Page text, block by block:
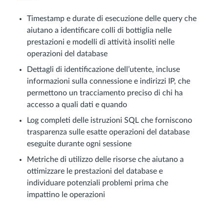
Timestamp e durate di esecuzione delle query che
aiutano a identificare colli di bottiglia nelle
prestazioni e modelli di attività insoliti nelle
operazioni del database
Dettagli di identificazione dell’utente, incluse
informazioni sulla connessione e indirizzi IP, che
permettono un tracciamento preciso di chi ha
accesso a quali dati e quando
Log completi delle istruzioni SQL che forniscono
trasparenza sulle esatte operazioni del database
eseguite durante ogni sessione
Metriche di utilizzo delle risorse che aiutano a
ottimizzare le prestazioni del database e
individuare potenziali problemi prima che
impattino le operazioni